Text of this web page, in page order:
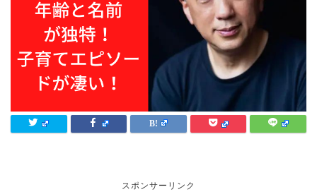
スポンサーリンク